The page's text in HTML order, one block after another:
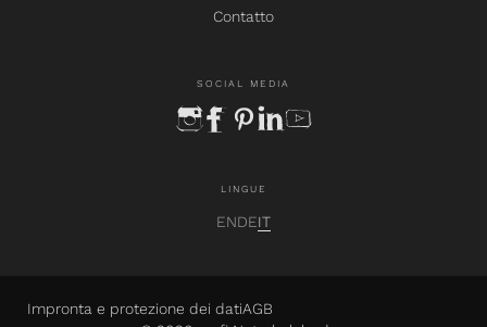
Contatto
SOCIAL MEDIA
instagram
facebook
pinterest
linkedinyoutube
LINGUE
ENDEIT
Impronta e protezione dei datiAGB